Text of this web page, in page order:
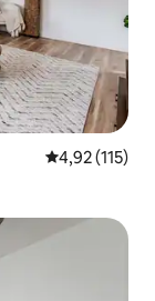
Évaluation
4,92 (115)